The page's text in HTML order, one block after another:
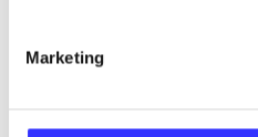
Marketing